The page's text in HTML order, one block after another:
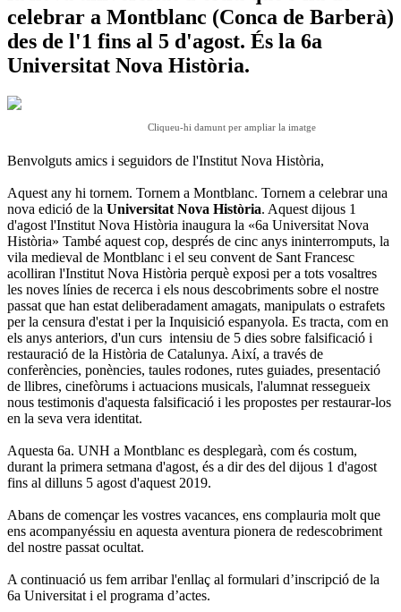
celebrar a Montblanc (Conca de Barberà)
des de l'1 fins al 5 d'agost. És la 6a
Universitat Nova Història.
Cliqueu-hi damunt per ampliar la imatge
Benvolguts amics i seguidors de l'Institut Nova Història,
Aquest any hi tornem. Tornem a Montblanc. Tornem a celebrar una
nova edició de la Universitat Nova Història. Aquest dijous 1
d'agost l'Institut Nova Història inaugura la «6a Universitat Nova
Història» També aquest cop, després de cinc anys ininterromputs, la
vila medieval de Montblanc i el seu convent de Sant Francesc
acolliran l'Institut Nova Història perquè exposi per a tots vosaltres
les noves línies de recerca i els nous descobriments sobre el nostre
passat que han estat deliberadament amagats, manipulats o estrafets
per la censura d'estat i per la Inquisició espanyola. Es tracta, com en
els anys anteriors, d'un curs intensiu de 5 dies sobre falsificació i
restauració de la Història de Catalunya. Així, a través de
conferències, ponències, taules rodones, rutes guiades, presentació
de llibres, cinefòrums i actuacions musicals, l'alumnat ressegueix
nous testimonis d'aquesta falsificació i les propostes per restaurar-los
en la seva vera identitat.
Aquesta 6a. UNH a Montblanc es desplegarà, com és costum,
durant la primera setmana d'agost, és a dir des del dijous 1 d'agost
fins al dilluns 5 agost d'aquest 2019.
Abans de començar les vostres vacances, ens complauria molt que
ens acompanyéssiu en aquesta aventura pionera de redescobriment
del nostre passat ocultat.
A continuació us fem arribar l'enllaç al formulari d’inscripció de la
6a Universitat i el programa d’actes.